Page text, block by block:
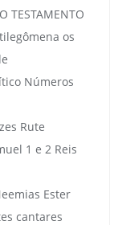
TESTAMENTO
os
Números
Rute
1 e 2 Reis
Ester
cantares